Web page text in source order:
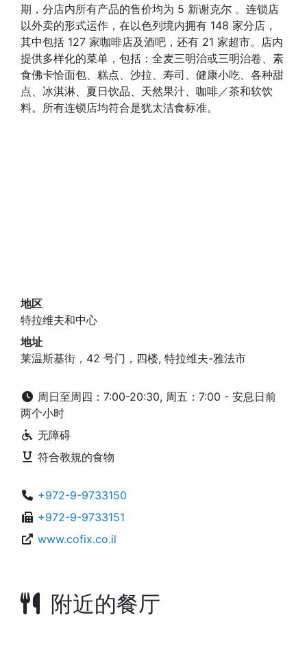
期，分店内所有产品的售价均为 5 新谢克尔 。连锁店
以外卖的形式运作，在以色列境内拥有 148 家分店，
其中包括 127 家咖啡店及酒吧，还有 21 家超市。店内
提供多样化的菜单，包括：全麦三明治或三明治卷、素
食佛卡恰面包、糕点、沙拉、寿司、健康小吃、各种甜
点、冰淇淋、夏日饮品、天然果汁、咖啡／茶和软饮
料。所有连锁店均符合是犹太洁食标准。
地区
特拉维夫和中心
地址
莱温斯基街，42 号门，四楼, 特拉维夫-雅法市
周日至周四：7:00-20:30, 周五：7:00 - 安息日前
两个小时
无障碍
符合教規的食物
+972-9-9733150
+972-9-9733151
www.cofix.co.il
附近的餐厅